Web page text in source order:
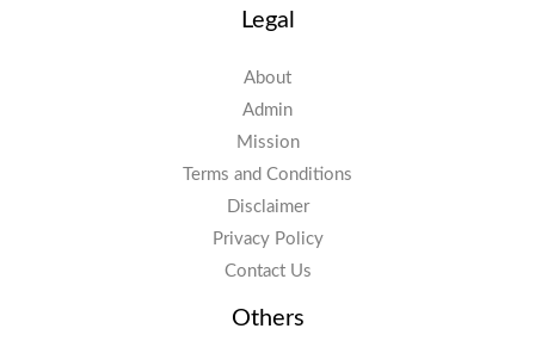
Legal
About
Admin
Mission
Terms and Conditions
Disclaimer
Privacy Policy
Contact Us
Others